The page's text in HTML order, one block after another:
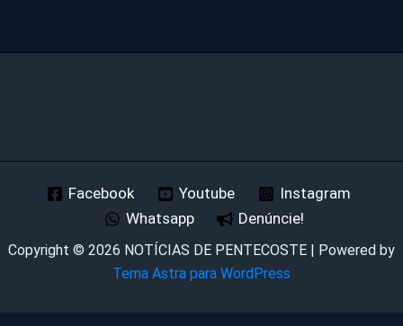
Facebook Youtube
Instagram
Whatsapp
Denúncie!
Copyright © 2026 NOTÍCIAS DE PENTECOSTE | Powered by
Tema Astra para WordPress